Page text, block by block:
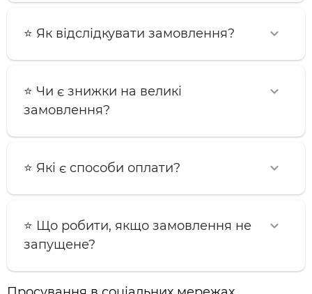
⭐️ Як відслідкувати замовлення?
⭐️ Чи є знижки на великі
замовлення?
⭐️ Які є способи оплати?
⭐️ Що робити, якщо замовлення не
запущене?